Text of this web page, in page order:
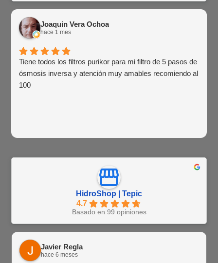
Joaquin Vera Ochoa
hace 1 mes
Tiene todos los filtros purikor para mi filtro de 5 pasos de
ósmosis inversa y atención muy amables recomiendo al
100
HidroShop | Tepic
4.7
Basado en 99 opiniones
Javier Regla
hace 6 meses